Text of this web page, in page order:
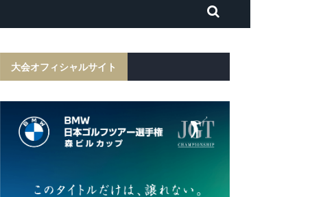
大会オフィシャルサイト